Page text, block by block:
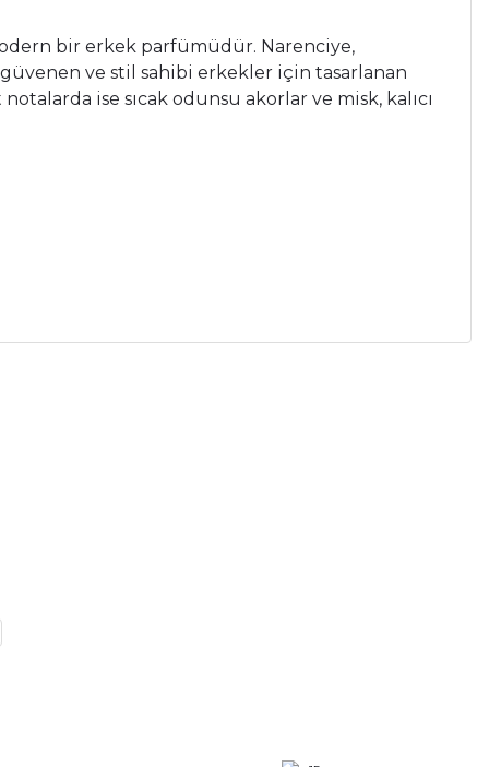
bir erkek parfümüdür. Narenciye,
ve stil sahibi erkekler için tasarlanan
ise sıcak odunsu akorlar ve misk, kalıcı
iletebilirsiniz.
100 Ml